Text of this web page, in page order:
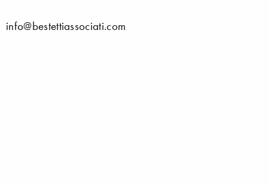
info@bestettiassociati.com